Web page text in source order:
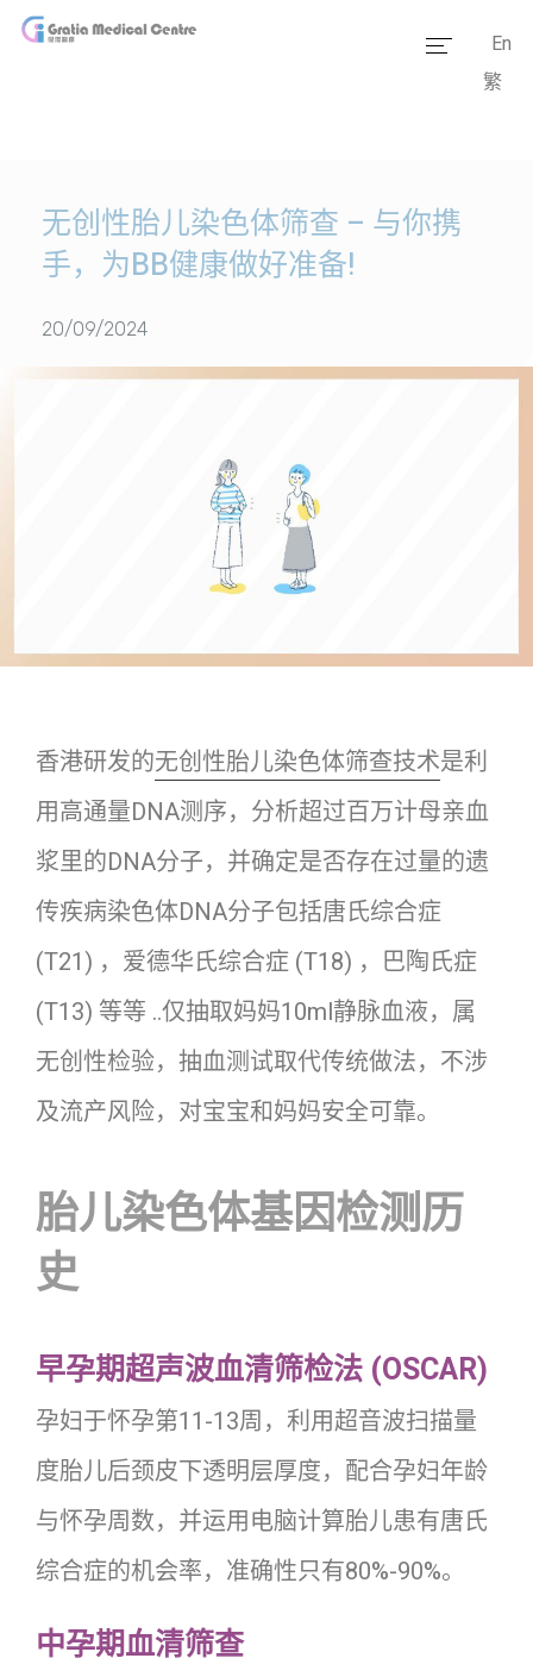
服务范畴
医学资讯
传媒报道
En
繁
无创性胎儿染色体筛查 – 与你携
手，为BB健康做好准备!
20/09/2024
香港研发的无创性胎儿染色体筛查技术是利
用高通量DNA测序，分析超过百万计母亲血
浆里的DNA分子，并确定是否存在过量的遗
传疾病染色体DNA分子包括唐氏综合症
(T21) ，爱德华氏综合症 (T18) ，巴陶氏症
(T13) 等等 ..仅抽取妈妈10ml静脉血液，属
无创性检验，抽血测试取代传统做法，不涉
及流产风险，对宝宝和妈妈安全可靠。
胎儿染色体基因检测历
史
早孕期超声波血清筛检法 (OSCAR)
孕妇于怀孕第11-13周，利用超音波扫描量
度胎儿后颈皮下透明层厚度，配合孕妇年龄
与怀孕周数，并运用电脑计算胎儿患有唐氏
综合症的机会率，准确性只有80%-90%。
中孕期血清筛查